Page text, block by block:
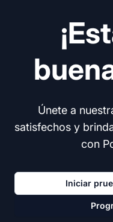
Únete a
satisfechos y
con
Iniciar